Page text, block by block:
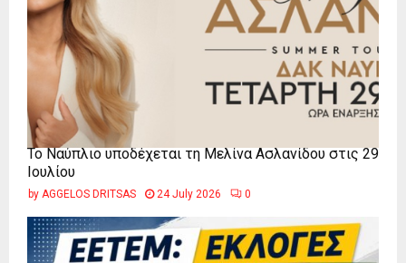
Το Ναύπλιο υποδέχεται τη Μελίνα Ασλανίδου στις 29
Ιουλίου
by AGGELOS DRITSAS 24 July 2026 0